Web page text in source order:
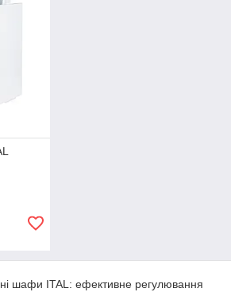
шафи ITAL: ефективне регулювання